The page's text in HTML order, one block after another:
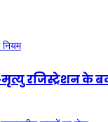
रजिस्ट्रेशन के